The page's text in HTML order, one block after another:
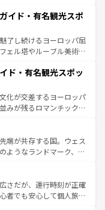
テンツ一覧を参照してほ
なフラメンコ、熱気あふ
が生活の一部となってい
雰囲気や、バルセロナの
は古代ローマ遺跡や中世
異なるスペインはその個
イド・有名観光スポ
了し続けるヨーロッパ屈
ェル塔やルーブル美術館
華麗な宮殿、歴史的な大
な自然が、訪れる者を心
美食の国としても知ら
文化遺産にも登録されて
な楽しみ方が可能だ。さ
溢れており、どの街角に
る。パリ以外の個性あふ
ド・有名観光スポッ
化が交差するヨーロッパ
みが残るロマンチック街
も飽きることがない。ベ
州のアルプスの絶景、そ
った風景は必見。ビール
なお、新着の
照してほしい。
端が共存する国。ウェス
ようなランドマーク、歴
た、優雅なアフタヌーン
い英国パブ、サッカー観
験も豊富。イギリスを旅
さだが、運行時刻が正確
者でも安心して個人旅行